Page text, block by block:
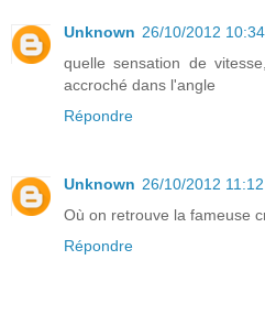
Unknown 26/10/2012 10:34
quelle sensation de
accroché dans l'angle
Répondre
Unknown 26/10/2012 11:12
Où on retrouve la fameuse
Répondre